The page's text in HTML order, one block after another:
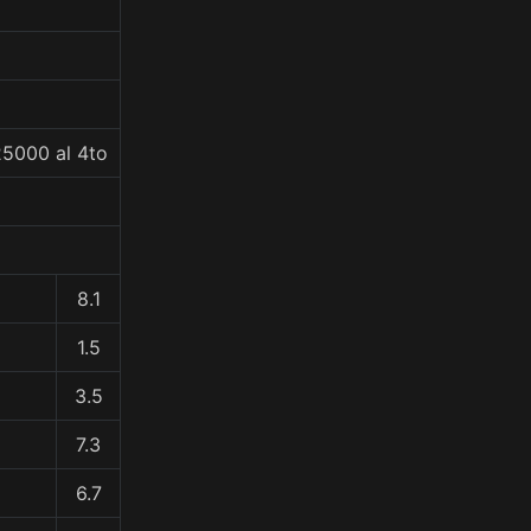
al 4to
8.1
1.5
3.5
7.3
6.7